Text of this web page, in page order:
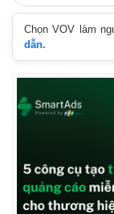
Chọn VOV làm
dẫn.